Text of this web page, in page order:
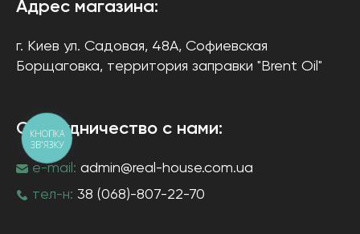
Адрес магазина:
г. Киев ул. Садовая, 48А, Софиевская
Борщаговка, территория заправки "Brent Oil"
Сотрудничество с нами:
e-mail: admin@real-house.com.ua
тел-н: 38 (068)-807-22-70
КНОПКА
ЗВ'ЯЗКУ